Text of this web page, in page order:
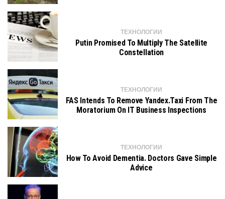
ТЕХНОЛОГИИ
Putin Promised To Multiply The Satellite
Constellation
ТЕХНОЛОГИИ
FAS Intends To Remove Yandex.Taxi From The
Moratorium On IT Business Inspections
ТЕХНОЛОГИИ
How To Avoid Dementia. Doctors Gave Simple
Advice